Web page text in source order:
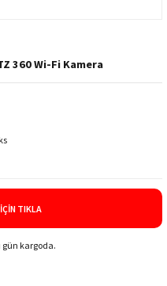
360 Wi-Fi Kamera
TIKLA
gün kargoda.